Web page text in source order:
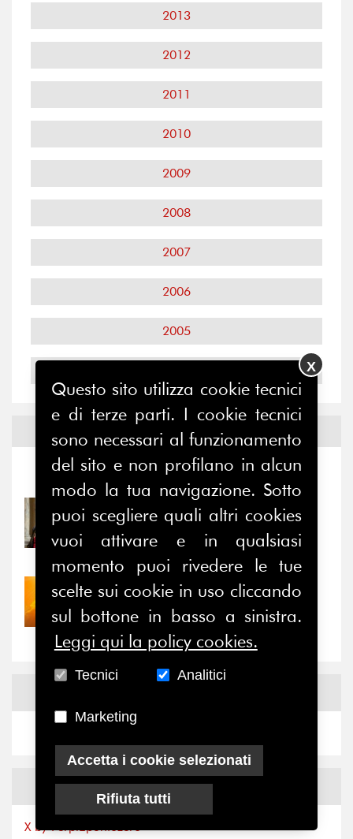
2013
2012
2011
2010
2009
2008
2007
2006
2005
Notizie ed Eventi
Notizie-Eventi
31/07/2026
Prima della pausa estiva,
il valore di...
30/07/2026
Nove anni dopo la
“grande cecità”: la...
NewsX
X by Ferpi2puntozero
Questo sito utilizza cookie tecnici
e di terze parti. I cookie tecnici
sono necessari al funzionamento
del sito e non profilano in alcun
modo la tua navigazione. Sotto
puoi scegliere quali altri cookies
vuoi attivare e in qualsiasi
momento puoi rivedere le tue
scelte sui cookie in uso cliccando
sul bottone in basso a sinistra.
Leggi qui la policy cookies.
Tecnici Analitici
Marketing
Accetta i cookie selezionati
Rifiuta tutti
X